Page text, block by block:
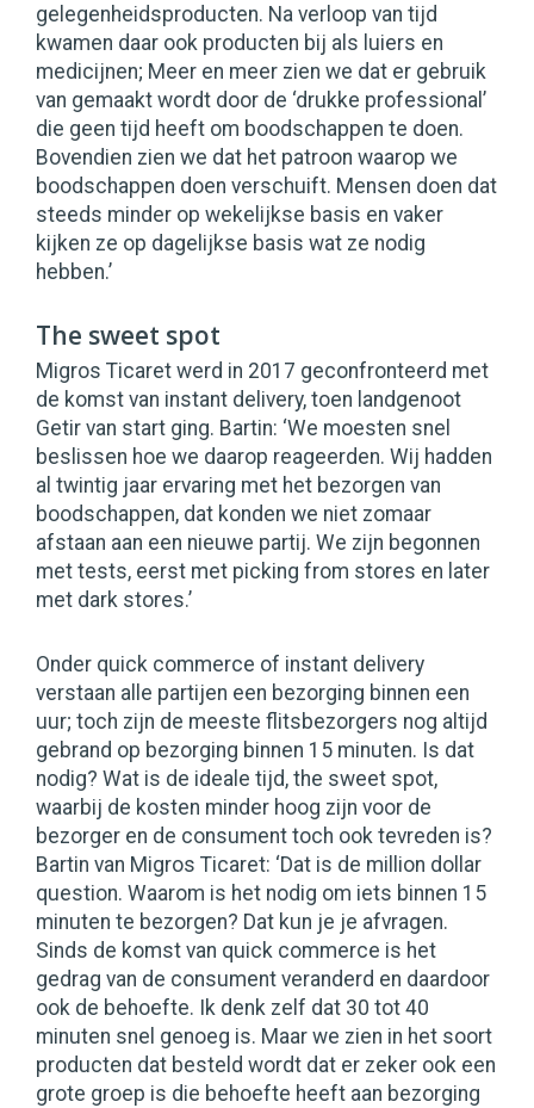
gelegenheidsproducten. Na verloop van tijd
kwamen daar ook producten bij als luiers en
medicijnen; Meer en meer zien we dat er gebruik
van gemaakt wordt door de ‘drukke professional’
die geen tijd heeft om boodschappen te doen.
Bovendien zien we dat het patroon waarop we
boodschappen doen verschuift. Mensen doen dat
steeds minder op wekelijkse basis en vaker
kijken ze op dagelijkse basis wat ze nodig
hebben.’
The sweet spot
Migros Ticaret werd in 2017 geconfronteerd met
de komst van instant delivery, toen landgenoot
Getir van start ging. Bartin: ‘We moesten snel
beslissen hoe we daarop reageerden. Wij hadden
al twintig jaar ervaring met het bezorgen van
boodschappen, dat konden we niet zomaar
afstaan aan een nieuwe partij. We zijn begonnen
met tests, eerst met picking from stores en later
met dark stores.’
Onder quick commerce of instant delivery
verstaan alle partijen een bezorging binnen een
uur; toch zijn de meeste flitsbezorgers nog altijd
gebrand op bezorging binnen 15 minuten. Is dat
nodig? Wat is de ideale tijd, the sweet spot,
waarbij de kosten minder hoog zijn voor de
bezorger en de consument toch ook tevreden is?
Bartin van Migros Ticaret: ‘Dat is de million dollar
question. Waarom is het nodig om iets binnen 15
minuten te bezorgen? Dat kun je je afvragen.
Sinds de komst van quick commerce is het
gedrag van de consument veranderd en daardoor
ook de behoefte. Ik denk zelf dat 30 tot 40
minuten snel genoeg is. Maar we zien in het soort
producten dat besteld wordt dat er zeker ook een
grote groep is die behoefte heeft aan bezorging